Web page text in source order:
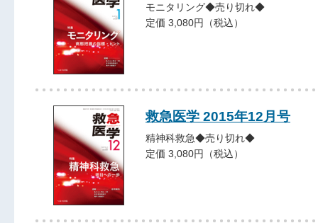
モニタリング◆売り切れ◆
定価 3,080円（税込）
救急医学 2015年12月号
精神科救急◆売り切れ◆
定価 3,080円（税込）